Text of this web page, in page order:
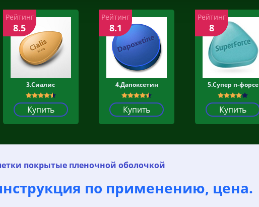
3.Сиалис
Купить
Рейтинг
8.5
4.Дапоксетин
Купить
Рейтинг
8.1
5.Супер п-форсе
Купить
Рейтинг
8
покрытые пленочной оболочкой
по применению, цена.